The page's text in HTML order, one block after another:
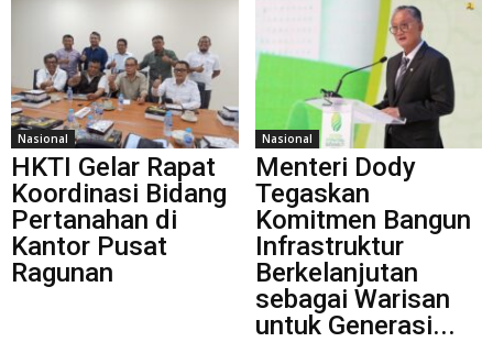
Nasional
HKTI Gelar Rapat
Koordinasi Bidang
Pertanahan di
Kantor Pusat
Ragunan
Nasional
Menteri Dody
Tegaskan
Komitmen Bangun
Infrastruktur
Berkelanjutan
sebagai Warisan
untuk Generasi...